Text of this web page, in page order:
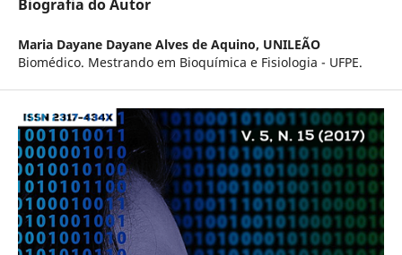
Biografia do Autor
Maria Dayane Dayane Alves de Aquino, UNILEÃO
Biomédico. Mestrando em Bioquímica e Fisiologia - UFPE.